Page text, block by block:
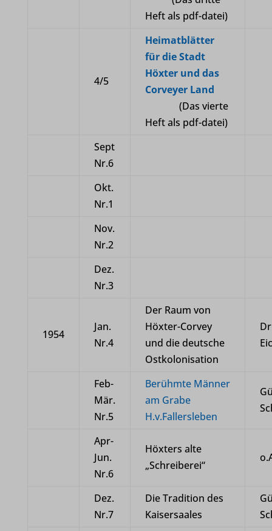
Heft als pdf-datei)
4/5
Heimatblätter
für die Stadt
Höxter und das
Corveyer Land
(Das vierte
Heft als pdf-datei)
Sept
Nr.6
Okt.
Nr.1
Nov.
Nr.2
Dez.
Nr.3
1954
Jan.
Nr.4
Der Raum von
Höxter-Corvey
und die deutsche
Ostkolonisation
Feb-
Mär.
Nr.5
Berühmte Männer
am Grabe
H.v.Fallersleben
Apr-
Jun.
Nr.6
Höxters alte
„Schreiberei“
Dez.
Nr.7
Die Tradition des
Kaisersaales